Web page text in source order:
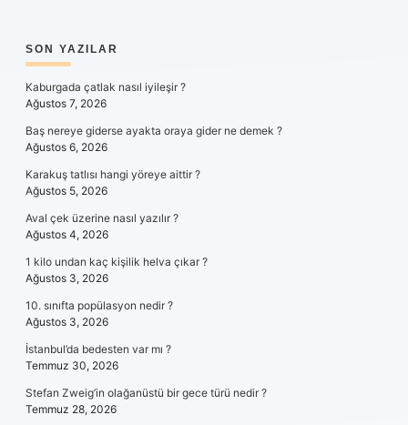
SIDEBAR
SON YAZILAR
Kaburgada çatlak nasıl iyileşir ?
Ağustos 7, 2026
Baş nereye giderse ayakta oraya gider ne demek ?
Ağustos 6, 2026
Karakuş tatlısı hangi yöreye aittir ?
Ağustos 5, 2026
Aval çek üzerine nasıl yazılır ?
Ağustos 4, 2026
1 kilo undan kaç kişilik helva çıkar ?
Ağustos 3, 2026
10. sınıfta popülasyon nedir ?
Ağustos 3, 2026
İstanbul’da bedesten var mı ?
Temmuz 30, 2026
Stefan Zweig’in olağanüstü bir gece türü nedir ?
Temmuz 28, 2026